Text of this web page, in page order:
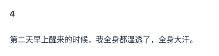
4
第二天早上醒来的时候，我全身都湿透了，全身大汗。